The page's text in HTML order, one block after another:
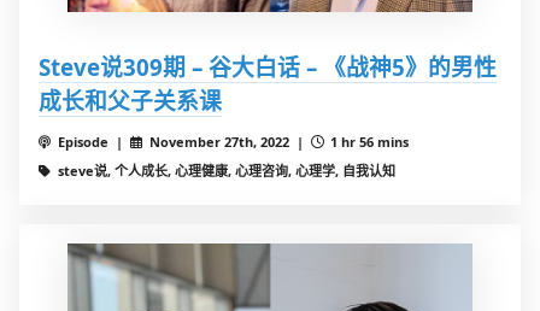
Steve说309期 – 谷大白话 – 《战神5》的男性
成长和父子关系课
Episode | November 27th, 2022 |
1 hr 56 mins
steve说, 个人成长, 心理健康, 心理咨询, 心理学, 自我认知